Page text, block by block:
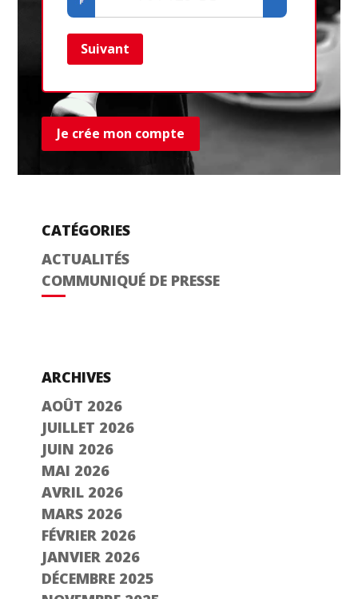
Suivant
Je crée mon compte
CATÉGORIES
ACTUALITÉS
COMMUNIQUÉ DE PRESSE
ARCHIVES
AOÛT 2026
JUILLET 2026
JUIN 2026
MAI 2026
AVRIL 2026
MARS 2026
FÉVRIER 2026
JANVIER 2026
DÉCEMBRE 2025